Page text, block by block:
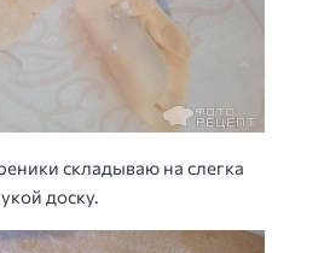
складываю на слегка
доску.